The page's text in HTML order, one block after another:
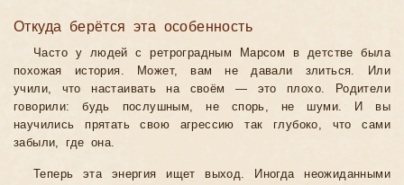
Откуда берётся эта особенность
Часто у людей с ретроградным Марсом в детстве была
похожая история. Может, вам не давали злиться. Или
учили, что настаивать на своём — это плохо. Родители
говорили: будь послушным, не спорь, не шуми. И вы
научились прятать свою агрессию так глубоко, что сами
забыли, где она.
Теперь эта энергия ищет выход. Иногда неожиданными